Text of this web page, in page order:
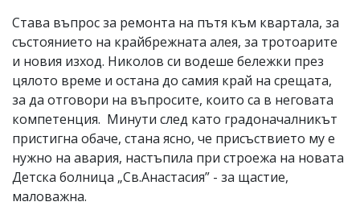
Става въпрос за ремонта на пътя към квартала, за
състоянието на крайбрежната алея, за тротоарите
и новия изход. Николов си водеше бележки през
цялото време и остана до самия край на срещата,
за да отговори на въпросите, които са в неговата
компетенция. Минути след като градоначалникът
пристигна обаче, стана ясно, че присъствието му е
нужно на авария, настъпила при строежа на новата
Детска болница „Св.Анастасия” - за щастие,
маловажна.